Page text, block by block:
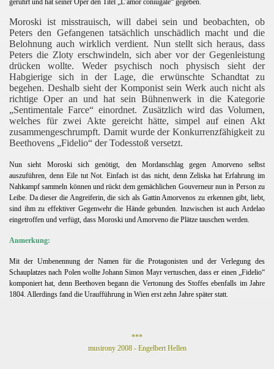
Moroski ist misstrauisch, will dabei sein und beobachten, ob
Peters den Gefangenen tatsächlich unschädlich macht und die
Belohnung auch wirklich verdient. Nun stellt sich heraus, dass
Peters die Zloty erschwindeln, sich aber vor der Gegenleistung
drücken wollte. Weder psychisch noch physisch sieht der
Habgierige sich in der Lage, die erwünschte Schandtat zu
begehen. Deshalb sieht der Komponist sein Werk auch nicht als
richtige Oper an und hat sein Bühnenwerk in die Kategorie
„Sentimentale Farce“ einordnet. Zusätzlich wird das Volumen,
welches für zwei Akte gereicht hätte, simpel auf einen Akt
zusammengeschrumpft. Damit wurde der Konkurrenzfähigkeit zu
Beethovens „Fidelio“ der Todesstoß versetzt.
Nun sieht Moroski sich genötigt, den Mordanschlag gegen Amorveno selbst
auszuführen, denn Eile tut Not. Einfach ist das nicht, denn Zeliska hat Erfahrung im
Nahkampf sammeln können und rückt dem gemächlichen Gouverneur nun in Person zu
Leibe. Da dieser die Angreiferin, die sich als Gattin Amorvenos zu erkennen gibt, liebt,
sind ihm zu effektiver Gegenwehr die Hände gebunden. Inzwischen ist auch Ardelao
eingetroffen und verfügt, dass Moroski und Amorveno die Plätze tauschen werden.
Anmerkung:
Mit der Umbenennung der Namen für die Protagonisten und der Verlegung des
Schauplatzes nach Polen wollte Johann Simon Mayr vertuschen, dass er einen „Fidelio“
komponiert hat, denn Beethoven begann die Vertonung des Stoffes ebenfalls im Jahre
1804. Allerdings fand die Uraufführung in Wien erst zehn Jahre später statt.
***
musirony 2008 - Engelbert Hellen